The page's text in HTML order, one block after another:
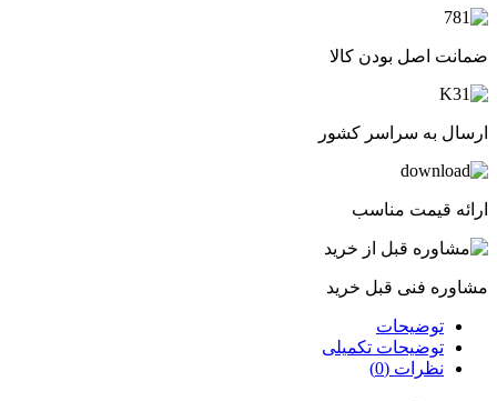
ضمانت اصل بودن کالا
ارسال به سراسر کشور
ارائه قیمت مناسب
مشاوره فنی قبل خرید
توضیحات
توضیحات تکمیلی
نظرات (0)